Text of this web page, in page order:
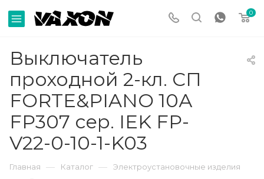
0
Выключатель
проходной 2-кл. СП
FORTE&PIANO 10А
FP307 сер. IEK FP-
V22-0-10-1-K03
Главная — Каталог — Электроустановочные изделия